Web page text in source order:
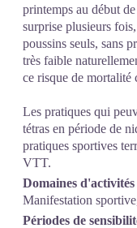
printemps au début
surprise plusieurs
poussins seuls, sans
très faible
ce risque de mortalité
Les pratiques qui
tétras en période de
pratiques sportives
VTT.
Domaines d'activités
Manifestation
Périodes de